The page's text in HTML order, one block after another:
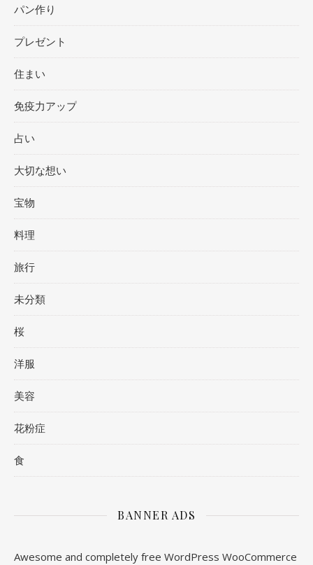
パン作り
プレゼント
住まい
免疫力アップ
占い
大切な想い
宝物
料理
旅行
未分類
桜
洋服
美容
花粉症
食
BANNER ADS
Awesome and completely free WordPress WooCommerce